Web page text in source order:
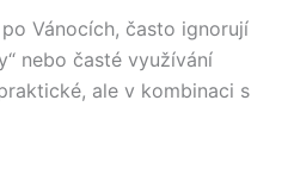
Vánocích, často ignorují
nebo časté využívání
ale v kombinaci s